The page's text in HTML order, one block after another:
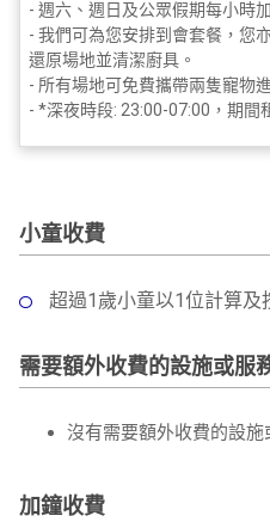
- 週六、週日及公眾假期每小時
- 我們可為您安排到會套餐，您
還原場地並清潔廚具。
- 所有場地可免費攜帶兩隻寵物
- *深夜時段: 23:00-07:00，期間
小童收費
超過1歲小童以1位計算及
需要額外收費的設施或服
沒有需要額外收費的設施
加鐘收費